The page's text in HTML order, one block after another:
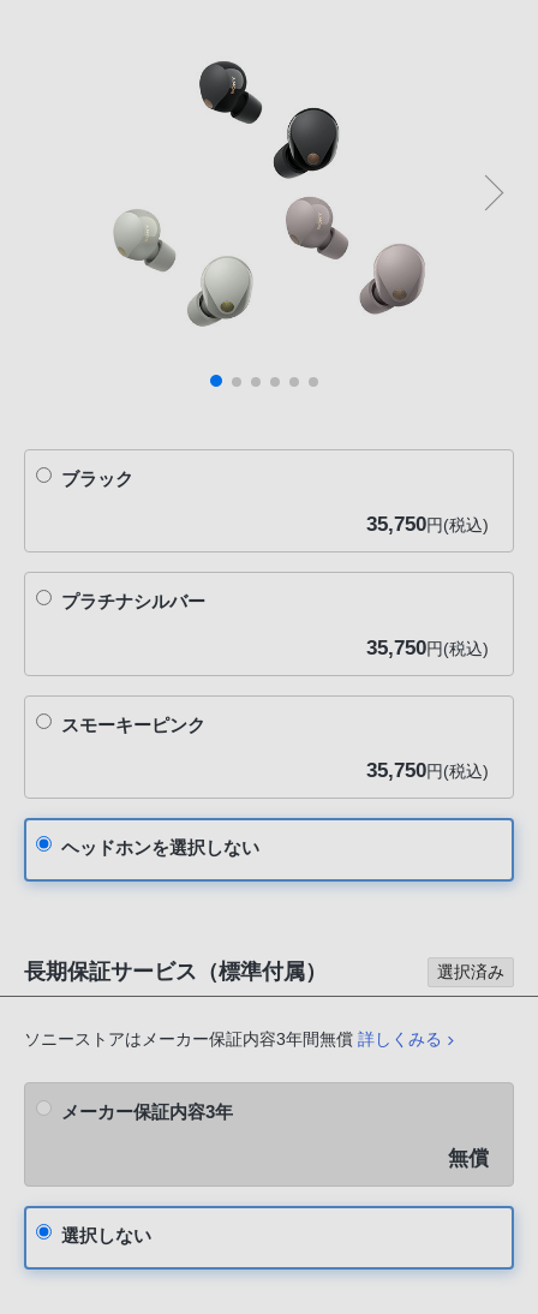
ブラック
35,750円(税込)
プラチナシルバー
35,750円(税込)
スモーキーピンク
35,750円(税込)
ヘッドホンを選択しない
長期保証サービス（標準付属） 選択済み
ソニーストアはメーカー保証内容3年間無償 詳しくみる
メーカー保証内容3年
無償
選択しない